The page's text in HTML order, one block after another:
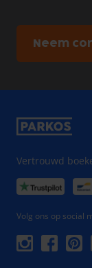
Neem
Vertrouwd
Volg ons op social